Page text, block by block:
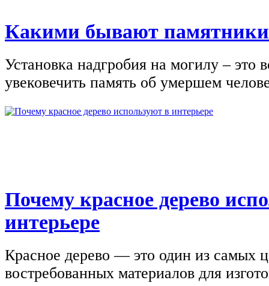
Какими бывают
Установка надгробия на могилу – это
увековечить память об умершем
Почему красное дерево
интерьере
Красное дерево — это один из самых
востребованных материалов для